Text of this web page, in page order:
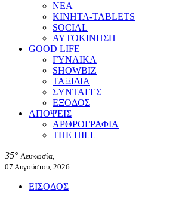
ΝΕΑ
ΚΙΝΗΤΑ-TABLETS
SOCIAL
ΑΥΤΟΚΙΝΗΣΗ
GOOD LIFE
ΓΥΝΑΙΚΑ
SHOWBIZ
ΤΑΞΙΔΙΑ
ΣΥΝΤΑΓΕΣ
ΕΞΟΔΟΣ
ΑΠΟΨΕΙΣ
ΑΡΘΡΟΓΡΑΦΙΑ
THE HILL
35° Λευκωσία,
07 Αυγούστου, 2026
ΕΙΣΟΔΟΣ